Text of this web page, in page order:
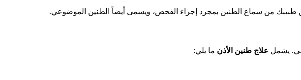
طبيبك من سماع الطنين بمجرد إجراء الفحص، ويسمى أيضاً الطنين الموضوعي.
يشمل علاج طنين الأذن ما يلي: